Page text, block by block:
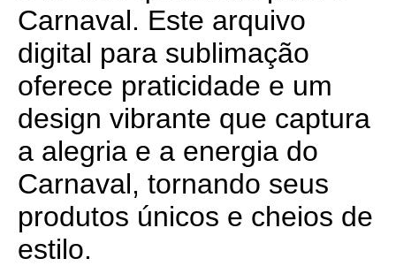
Carnaval. Este arquivo
digital para sublimação
oferece praticidade e um
design vibrante que captura
a alegria e a energia do
Carnaval, tornando seus
produtos únicos e cheios de
estilo.